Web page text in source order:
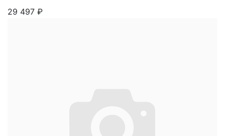
29 497 ₽